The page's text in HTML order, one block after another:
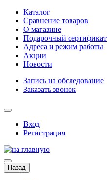
Каталог
Сравнение товаров
О магазине
Подарочный сертификат
Адреса и режим работы
Акции
Новости
Запись на обследование
Заказать звонок
Вход
Регистрация
Назад